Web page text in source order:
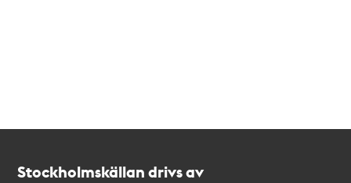
Stockholmskällan drivs av